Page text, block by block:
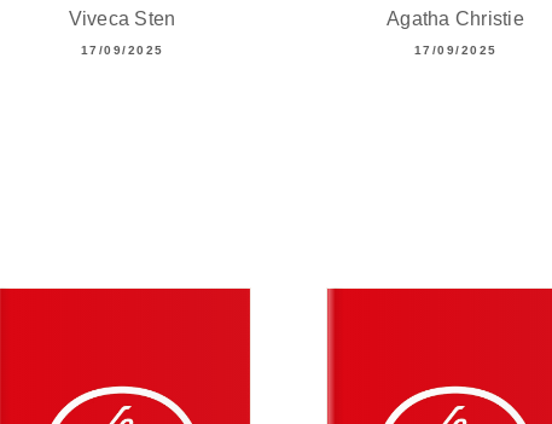
Viveca Sten
17/09/2025
Agatha Christie
17/09/2025